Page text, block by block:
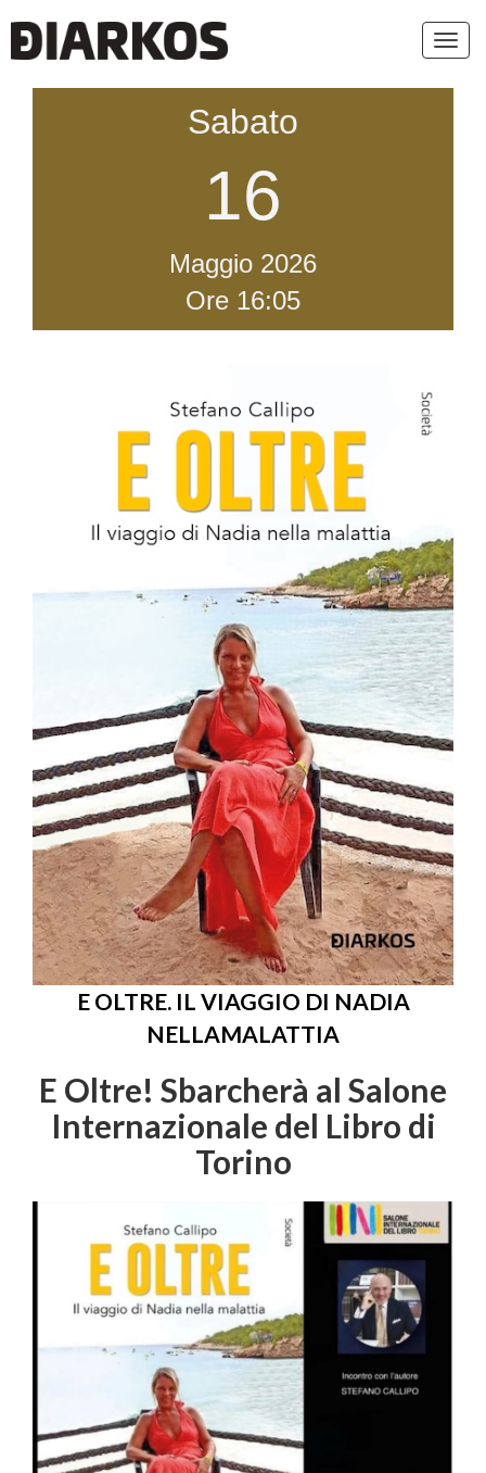
Sabato
16
Maggio 2026
Ore 16:05
E OLTRE. IL VIAGGIO DI NADIA
NELLAMALATTIA
E Oltre! Sbarcherà al Salone
Internazionale del Libro di
Torino